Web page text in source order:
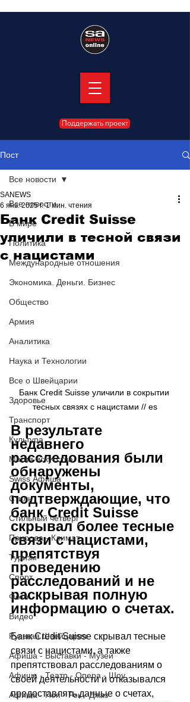
Поддержать проект
Пост
Все новости
В мире
Политика
Международные отношения
Экономика. Деньги. Бизнес
Общество
Армия
Аналитика
Наука и Технологии
Все о Швейцарии
Здоровье
Транспорт
Культура
Магия искусства
Swiss Афиша
Стиль
Стильный четверг
Природа - Климат
Туризм
Спорт
Фото
Видео
Русская Швейцария
Афиша - Выставки - Музеи
Афиша - Театр - Опера - Шоу
Афиша - Поп - Рок - Джаз
Все новости
Банк Credit Suisse
уличили в тесной связи
с нацистами
SANEWS
6 янв. 2025 г. 1 мин. чтения
Банк Credit Suisse уличили в сокрытии
тесных связях с нацистами // es
В результате
недавнего
расследования были
обнаружены
документы,
подтверждающие, что
банк Credit Suisse
скрывал более тесные
связи с нацистами,
препятствуя
проведению
расследований и не
раскрывая полную
информацию о счетах.
Банк Credit Suisse скрывал тесные
связи с нацистами, а также
препятствовал расследованиям о
своей деятельности и отказывался
предоставлять данные о счетах,